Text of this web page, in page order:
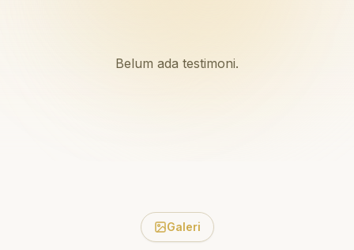
Belum ada testimoni.
Galeri